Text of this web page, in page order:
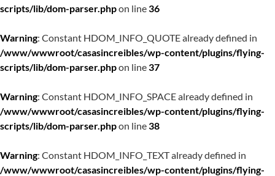
scripts/lib/dom-parser.phpon line36
Warning: Constant HDOM_INFO_QUOTE already defined in
/www/wwwroot/casasincreibles/wp-content/plugins/flying-
scripts/lib/dom-parser.phpon line37
Warning: Constant HDOM_INFO_SPACE already defined in
/www/wwwroot/casasincreibles/wp-content/plugins/flying-
scripts/lib/dom-parser.phpon line38
Warning: Constant HDOM_INFO_TEXT already defined in
/www/wwwroot/casasincreibles/wp-content/plugins/flying-